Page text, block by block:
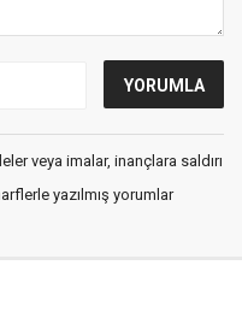
veya imalar, inançlara saldırı
yazılmış yorumlar